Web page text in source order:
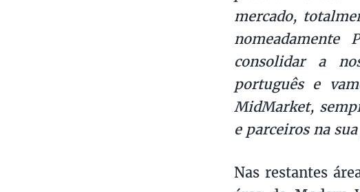
mercado,
consolidar a
português e
MidMarket,
e parceiros na
Nas restantes